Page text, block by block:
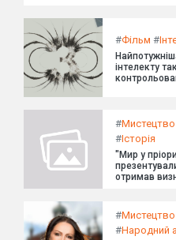
#Фільм #
інтелекту
#Мистецтво
#Історія
"Мир у
отримав
#Мистецтво
#Народний